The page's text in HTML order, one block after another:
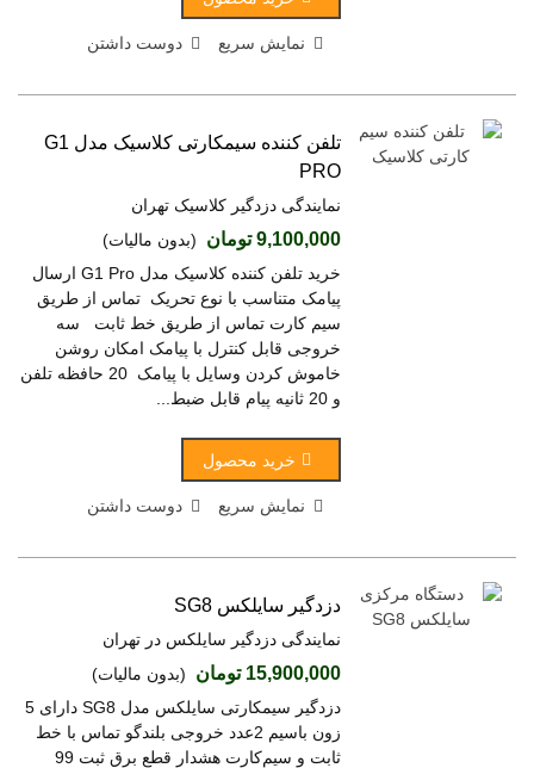
نمایش سریع دوست داشتن
تلفن کننده سیمکارتی کلاسیک مدل G1
PRO
نمایندگی دزدگیر کلاسیک تهران
9,100,000 تومان
(بدون مالیات)
خرید تلفن کننده کلاسیک مدل G1 Pro ارسال
پیامک متناسب با نوع تحریک تماس از طریق
سیم کارت تماس از طریق خط ثابت سه
خروجی قابل کنترل با پیامک امکان روشن
خاموش کردن وسایل با پیامک 20 حافظه تلفن
و 20 ثانیه پیام قابل ضبط...
خرید محصول
نمایش سریع دوست داشتن
دزدگیر سایلکس SG8
نمایندگی دزدگیر سایلکس در تهران
15,900,000 تومان
(بدون مالیات)
دزدگیر سیمکارتی سایلکس مدل SG8 دارای 5
زون باسیم 2عدد خروجی بلندگو تماس با خط
ثابت و سیم‌کارت هشدار قطع برق ثبت 99